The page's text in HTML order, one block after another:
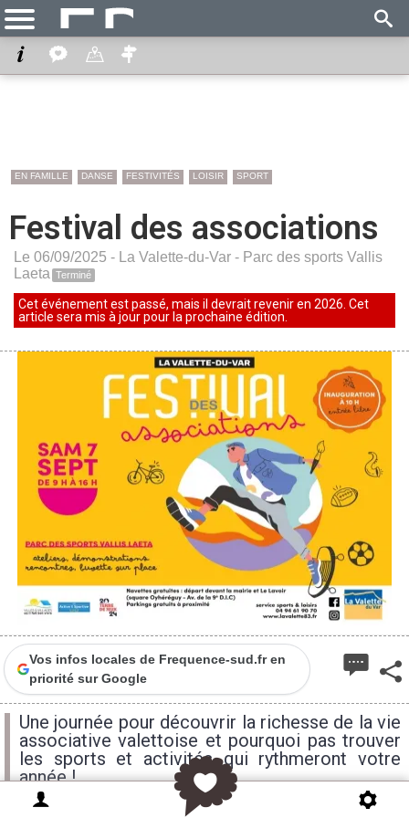
EN FAMILLE DANSE FESTIVITÉS LOISIR SPORT
Festival des associations
Le 06/09/2025 - La Valette-du-Var - Parc des sports Vallis
Laeta Terminé
Cet événement est passé, mais il devrait revenir en 2026. Cet
article sera mis à jour pour la prochaine édition.
Vos infos locales de Frequence-sud.fr en
priorité sur Google
Une journée pour découvrir la richesse de la vie
associative valettoise et pourquoi pas trouver
les sports et activités qui rythmeront votre
année !